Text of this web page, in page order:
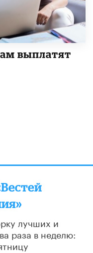
выплатят
лучших и
раза в неделю: